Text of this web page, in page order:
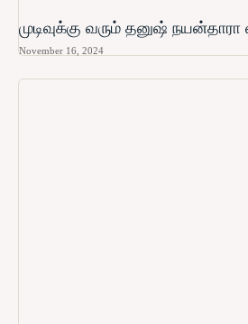
முடிவுக்கு வரும் தனுஷ் நயன்தாரா
November 16, 2024